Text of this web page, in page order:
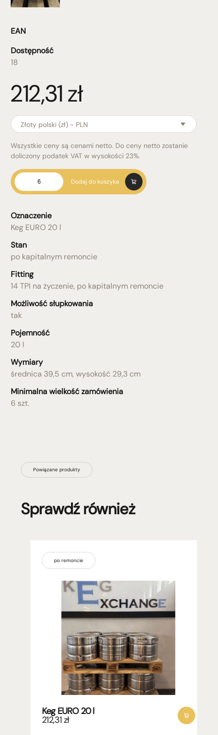
EAN
Dostępność
18
212,31zł
Złoty polski (zł) - PLN
Wszystkie ceny są cenami netto. Do ceny netto zostanie
doliczony podatek VAT w wysokości 23%.
ilość
Keg
EURO
l
Dodaj do koszyka
Oznaczenie
Keg EURO 20 l
Stan
po kapitalnym remoncie
Fitting
14 TPI na życzenie, po kapitalnym remoncie
Możliwość słupkowania
tak
Pojemność
20 l
Wymiary
średnica 39,5 cm, wysokość 29,3 cm
Minimalna wielkość zamówienia
6 szt.
Powiązane produkty
Sprawdź również
po remoncie
Keg EURO 20 l
212,31zł